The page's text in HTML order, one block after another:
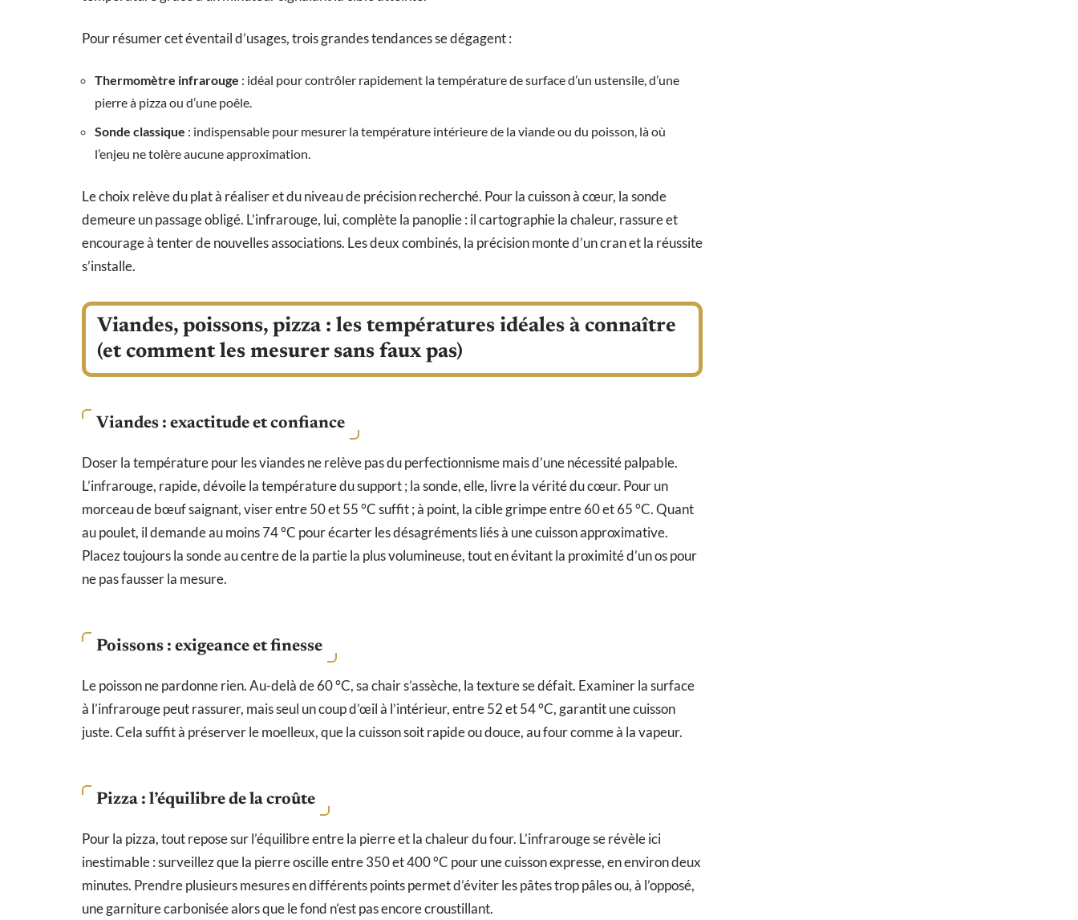
Pour résumer cet éventail d’usages, trois grandes tendances se dégagent :
Thermomètre infrarouge : idéal pour contrôler rapidement la température de surface d’un ustensile, d’une
pierre à pizza ou d’une poêle.
Sonde classique : indispensable pour mesurer la température intérieure de la viande ou du poisson, là où
l’enjeu ne tolère aucune approximation.
Le choix relève du plat à réaliser et du niveau de précision recherché. Pour la cuisson à cœur, la sonde
demeure un passage obligé. L’infrarouge, lui, complète la panoplie : il cartographie la chaleur, rassure et
encourage à tenter de nouvelles associations. Les deux combinés, la précision monte d’un cran et la réussite
s’installe.
Viandes, poissons, pizza : les températures idéales à connaître
(et comment les mesurer sans faux pas)
Viandes : exactitude et confiance
Doser la température pour les viandes ne relève pas du perfectionnisme mais d’une nécessité palpable.
L’infrarouge, rapide, dévoile la température du support ; la sonde, elle, livre la vérité du cœur. Pour un
morceau de bœuf saignant, viser entre 50 et 55 °C suffit ; à point, la cible grimpe entre 60 et 65 °C. Quant
au poulet, il demande au moins 74 °C pour écarter les désagréments liés à une cuisson approximative.
Placez toujours la sonde au centre de la partie la plus volumineuse, tout en évitant la proximité d’un os pour
ne pas fausser la mesure.
Poissons : exigeance et finesse
Le poisson ne pardonne rien. Au-delà de 60 °C, sa chair s’assèche, la texture se défait. Examiner la surface
à l’infrarouge peut rassurer, mais seul un coup d’œil à l’intérieur, entre 52 et 54 °C, garantit une cuisson
juste. Cela suffit à préserver le moelleux, que la cuisson soit rapide ou douce, au four comme à la vapeur.
Pizza : l’équilibre de la croûte
Pour la pizza, tout repose sur l’équilibre entre la pierre et la chaleur du four. L’infrarouge se révèle ici
inestimable : surveillez que la pierre oscille entre 350 et 400 °C pour une cuisson expresse, en environ deux
minutes. Prendre plusieurs mesures en différents points permet d’éviter les pâtes trop pâles ou, à l’opposé,
une garniture carbonisée alors que le fond n’est pas encore croustillant.